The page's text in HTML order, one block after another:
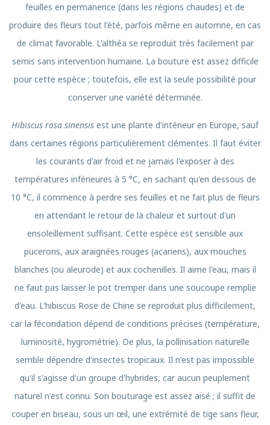
feuilles en permanence (dans les régions chaudes) et de
produire des fleurs tout l'été, parfois même en automne, en cas
de climat favorable. L'althéa se reproduit très facilement par
semis sans intervention humaine. La bouture est assez difficile
pour cette espèce ; toutefois, elle est la seule possibilité pour
conserver une variété déterminée.
Hibiscus rosa sinensis est une plante d'intérieur en Europe, sauf
dans certaines régions particulièrement clémentes. Il faut éviter
les courants d'air froid et ne jamais l'exposer à des
températures inférieures à 5 °C, en sachant qu'en dessous de
10 °C, il commence à perdre ses feuilles et ne fait plus de fleurs
en attendant le retour de la chaleur et surtout d'un
ensoleillement suffisant. Cette espèce est sensible aux
pucerons, aux araignées rouges (acariens), aux mouches
blanches (ou aleurode) et aux cochenilles. Il aime l'eau, mais il
ne faut pas laisser le pot tremper dans une soucoupe remplie
d'eau. L'hibiscus Rose de Chine se reproduit plus difficilement,
car la fécondation dépend de conditions précises (température,
luminosité, hygrométrie). De plus, la pollinisation naturelle
semble dépendre d'insectes tropicaux. Il n'est pas impossible
qu'il s'agisse d'un groupe d'hybrides, car aucun peuplement
naturel n'est connu. Son bouturage est assez aisé ; il suffit de
couper en biseau, sous un œil, une extrémité de tige sans fleur,